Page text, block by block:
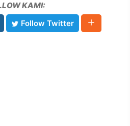
KAMI:
Follow Twitter